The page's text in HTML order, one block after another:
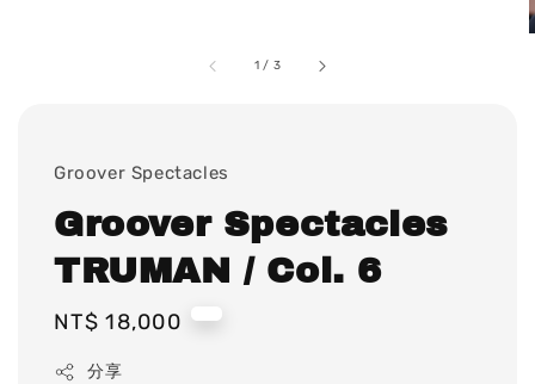
1 / 3
Groover Spectacles
Groover Spectacles
TRUMAN / Col. 6
Regular
NT$ 18,000
分享